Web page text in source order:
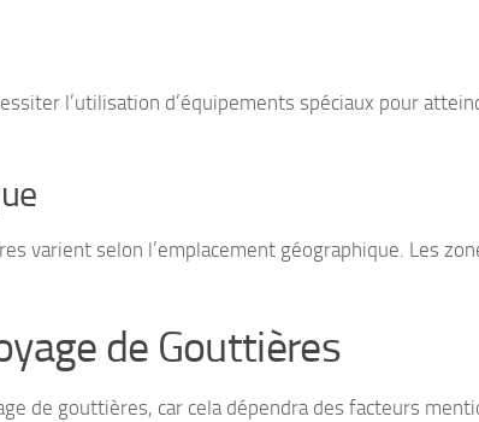
l’utilisation d’équipements spéciaux pour
varient selon l’emplacement géographique. Les
de Gouttières
de gouttières, car cela dépendra des facteurs